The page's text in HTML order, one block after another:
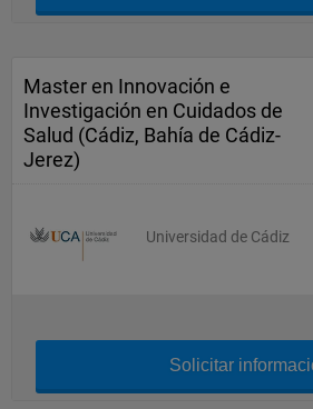
Master en Innovación e
Investigación en Cuidados de
Salud (Cádiz, Bahía de Cádiz-
Jerez)
Universidad de Cádiz
Solicitar